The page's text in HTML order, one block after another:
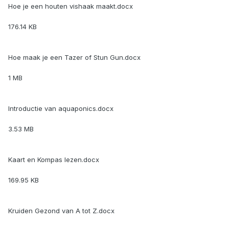
Hoe je een houten vishaak maakt.docx
176.14 KB
Hoe maak je een Tazer of Stun Gun.docx
1 MB
Introductie van aquaponics.docx
3.53 MB
Kaart en Kompas lezen.docx
169.95 KB
Kruiden Gezond van A tot Z.docx